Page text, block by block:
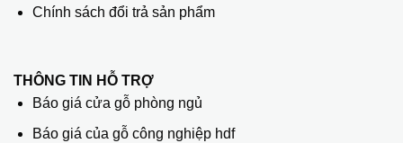
Chính sách đổi trả sản phẩm
THÔNG TIN HỖ TRỢ
Báo giá cửa gỗ phòng ngủ
Báo giá của gỗ công nghiệp hdf